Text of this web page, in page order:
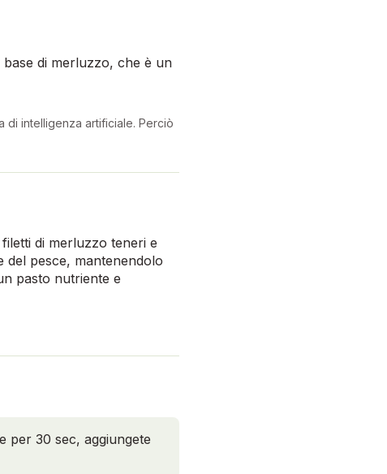
di merluzzo, che è un
di intelligenza artificiale. Perciò
di merluzzo teneri e
del pesce, mantenendolo
pasto nutriente e
per 30 sec, aggiungete